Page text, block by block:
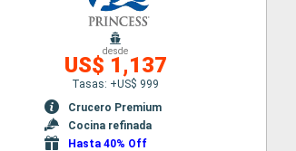
desde
US$ 1,137
Tasas: +US$ 999
Crucero Premium
Cocina refinada
Hasta 40% Off